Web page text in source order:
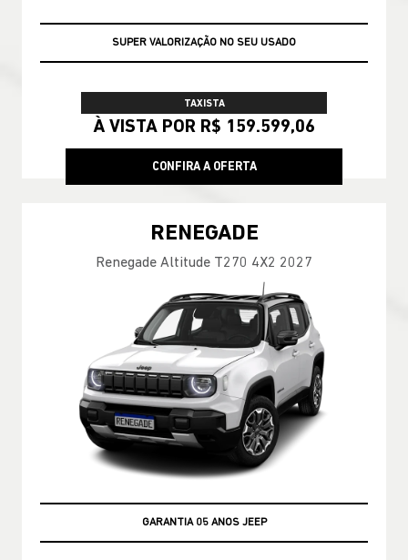
SUPER VALORIZAÇÃO NO SEU USADO
TAXISTA
À VISTA POR R$ 159.599,06
CONFIRA A OFERTA
RENEGADE
Renegade Altitude T270 4X2 2027
GARANTIA 05 ANOS JEEP